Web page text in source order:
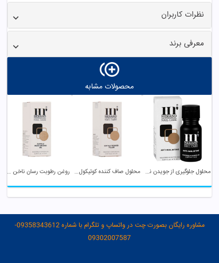
نظرات کاربران
معرفی برند
محصولات مشابه
محلول جلوگیری از جویدن ناخن هراند محلول صاف کننده کوتیکول ناخن هراند روغن رطوبت رسان ناخن هراند
مشاوره رایگان بصورت چت در واتساپ و تلگرام با شماره 09358343612-
09302007587